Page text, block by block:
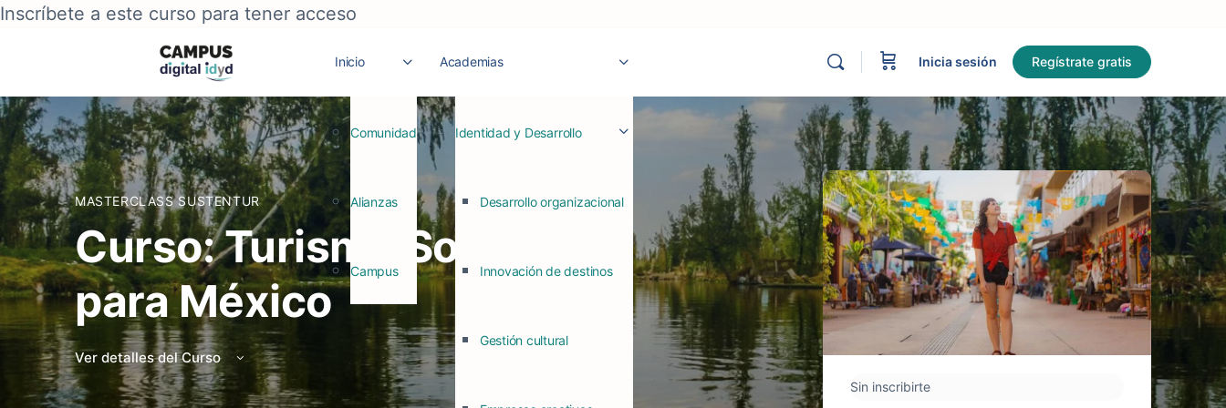
Inscríbete a este curso para tener acceso
Inicio
Comunidad
Alianzas
Campus
Academias
Identidad y Desarrollo
Desarrollo organizacional
Innovación de destinos
Gestión cultural
Inicia sesión Regístrate gratis
MASTERCLASS SUSTENTUR
Curso: Turismo Sostenible
para México
Ver detalles del Curso
Sin inscribirte